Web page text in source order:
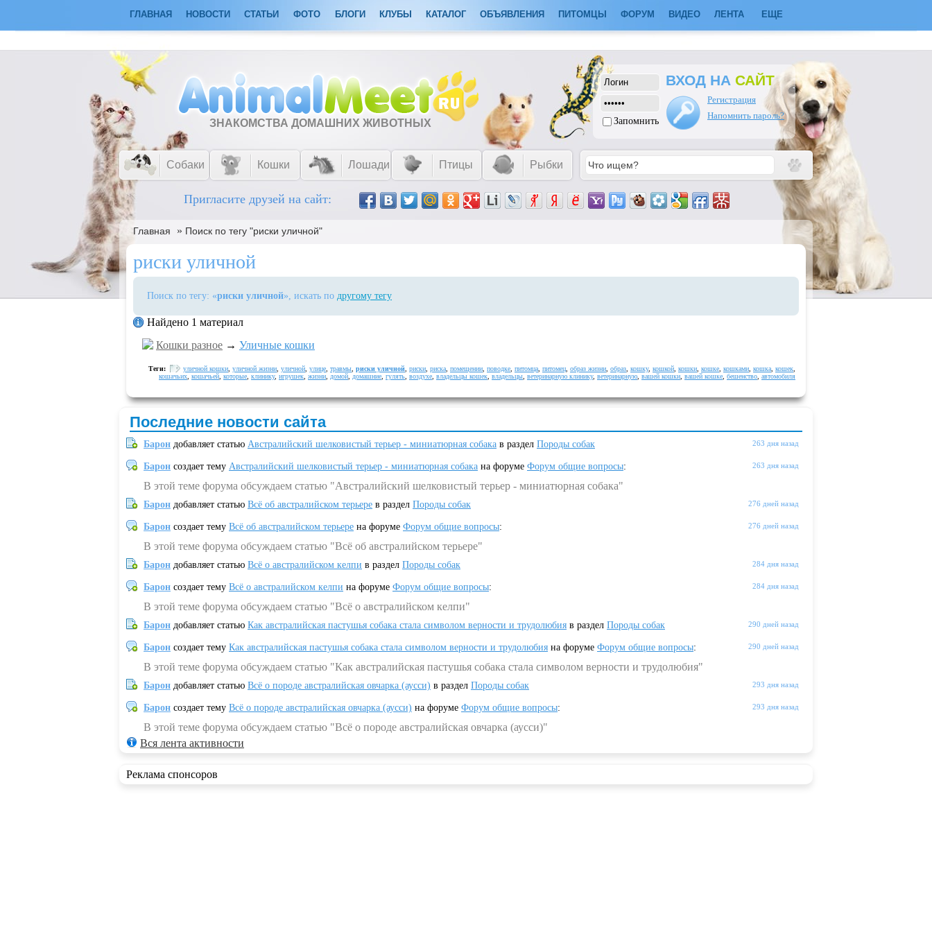
ГЛАВНАЯ НОВОСТИ СТАТЬИ ФОТО БЛОГИ КЛУБЫ КАТАЛОГ ОБЪЯВЛЕНИЯ ПИТОМЦЫ ФОРУМ ВИДЕО ЛЕНТА ЕЩЕ
ЗНАКОМСТВА ДОМАШНИХ ЖИВОТНЫХ Запомнить
ВХОД НА САЙТ
Регистрация
Напомнить пароль?
Собаки Кошки Лошади Птицы Рыбки
Пригласите друзей на сайт:
Главная » Поиск по тегу "риски уличной"
риски уличной
Поиск по тегу: «риски уличной», искать по другому тегу
Найдено 1 материал
Кошки разное → Уличные кошки
Теги: уличной кошки уличной жизни уличной улице травмы риски уличной риски риска помещении поводке питомца питомец образ жизни образ кошку, кошкой кошки кошке кошками кошка кошек
кошачьих кошачьей которые клинику, игрушек жизни домой домашние гулять воздухе владельцы кошек владельцы ветеринарную клинику, ветеринарную вашей кошки вашей кошке бешенство автомобиля
Последние новости сайта
263 дня назад
Барон добавляет статью Австралийский шелковистый терьер - миниатюрная собака в раздел Породы собак
263 дня назад
Барон создает тему Австралийский шелковистый терьер - миниатюрная собака на форуме Форум общие вопросы:
В этой теме форума обсуждаем статью "Австралийский шелковистый терьер - миниатюрная собака"
276 дней назад
Барон добавляет статью Всё об австралийском терьере в раздел Породы собак
276 дней назад
Барон создает тему Всё об австралийском терьере на форуме Форум общие вопросы:
В этой теме форума обсуждаем статью "Всё об австралийском терьере"
284 дня назад
Барон добавляет статью Всё о австралийском келпи в раздел Породы собак
284 дня назад
Барон создает тему Всё о австралийском келпи на форуме Форум общие вопросы:
В этой теме форума обсуждаем статью "Всё о австралийском келпи"
290 дней назад
Барон добавляет статью Как австралийская пастушья собака стала символом верности и трудолюбия в раздел Породы собак
290 дней назад
Барон создает тему Как австралийская пастушья собака стала символом верности и трудолюбия на форуме Форум общие вопросы:
В этой теме форума обсуждаем статью "Как австралийская пастушья собака стала символом верности и трудолюбия"
293 дня назад
Барон добавляет статью Всё о породе австралийская овчарка (аусси) в раздел Породы собак
293 дня назад
Барон создает тему Всё о породе австралийская овчарка (аусси) на форуме Форум общие вопросы:
В этой теме форума обсуждаем статью "Всё о породе австралийская овчарка (аусси)"
Вся лента активности
Реклама спонсоров